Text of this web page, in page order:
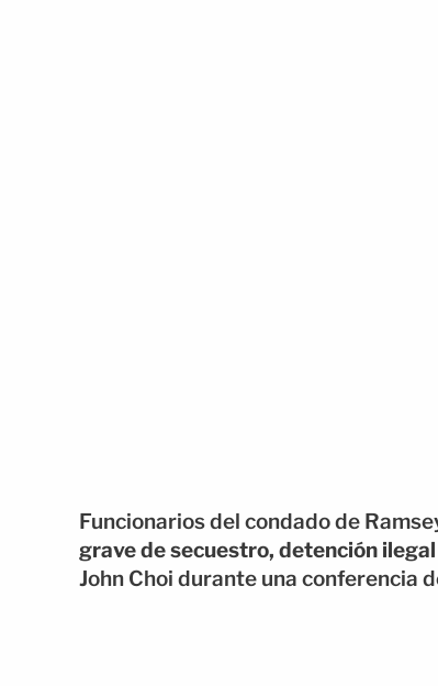
Funcionarios del condado de
grave de secuestro, detención
John Choi durante una conferencia